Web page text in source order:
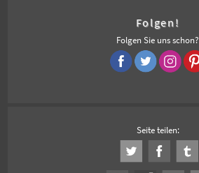
Folgen!
Folgen Sie uns schon?
Seite teilen: